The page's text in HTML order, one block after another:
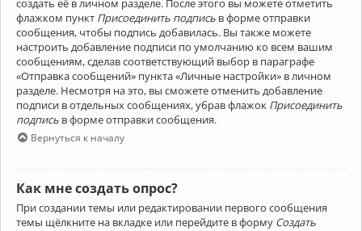
флажком пункт Присоединить подпись в форме отправки
сообщения, чтобы подпись добавилась. Вы также можете
настроить добавление подписи по умолчанию ко всем вашим
сообщениям, сделав соответствующий выбор в параграфе
«Отправка сообщений» пункта «Личные настройки» в личном
разделе. Несмотря на это, вы сможете отменить добавление
подписи в отдельных сообщениях, убрав флажок Присоединить
подпись в форме отправки сообщения.
Вернуться к началу
Как мне создать опрос?
При создании темы или редактировании первого сообщения
темы щёлкните на вкладке или перейдите в форму Создать